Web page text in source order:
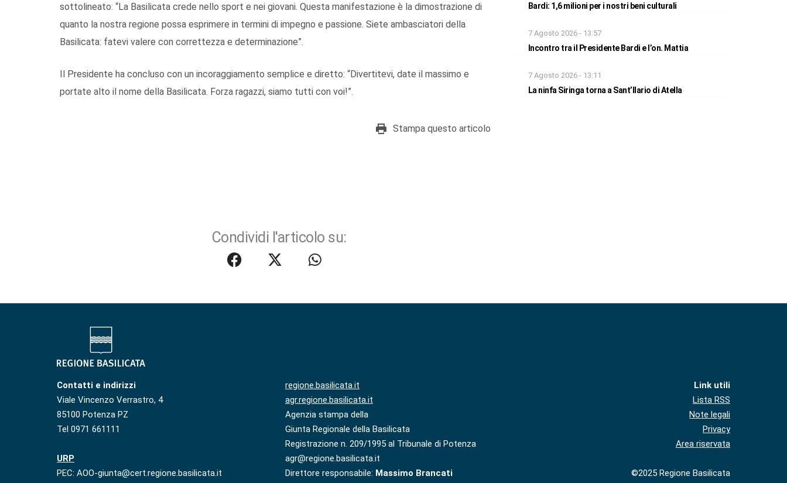
sottolineato: “La Basilicata crede nello sport e nei giovani. Questa manifestazione è la dimostrazione di
quanto la nostra regione possa esprimere in termini di impegno e passione. Siete ambasciatori della
Basilicata: fatevi valere con correttezza e determinazione”.
Il Presidente ha concluso con un incoraggiamento semplice e diretto: “Divertitevi, date il massimo e
portate alto il nome della Basilicata. Forza ragazzi, siamo tutti con voi!”.
Stampa questo articolo
Condividi l'articolo su:
Bardi: 1,6 milioni per i nostri beni culturali
7 Agosto 2026 - 13:57
Incontro tra il Presidente Bardi e l’on. Mattia
7 Agosto 2026 - 13:11
La ninfa Siringa torna a Sant’Ilario di Atella
Contatti e indirizzi
Viale Vincenzo Verrastro, 4
85100 Potenza PZ
Tel 0971 661111
URP
PEC: AOO-giunta@cert.regione.basilicata.it
regione.basilicata.it
agr.regione.basilicata.it
Agenzia stampa della
Giunta Regionale della Basilicata
Registrazione n. 209/1995 al Tribunale di Potenza
agr@regione.basilicata.it
Direttore responsabile: Massimo Brancati
Link utili
Lista RSS
Note legali
Privacy
Area riservata
©2025 Regione Basilicata